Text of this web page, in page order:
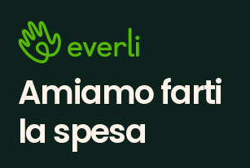
Amiamo farti
la spesa